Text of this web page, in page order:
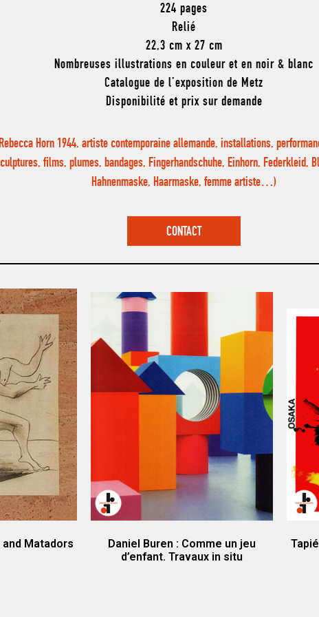
224 pages
Relié
22,3 cm x 27 cm
Nombreuses illustrations en couleur et en noir & blanc
Catalogue de l’exposition de Metz
Disponibilité et prix sur demande
Horn 1944, artiste contemporaine allemande, installations,
films, plumes, bandages, Fingerhandschuhe, Einhorn, Federkleid,
Hahnenmaske, Haarmaske, femme artiste…)
CONTACT
Matadors
Daniel Buren : Comme un jeu
d’enfant. Travaux in situ